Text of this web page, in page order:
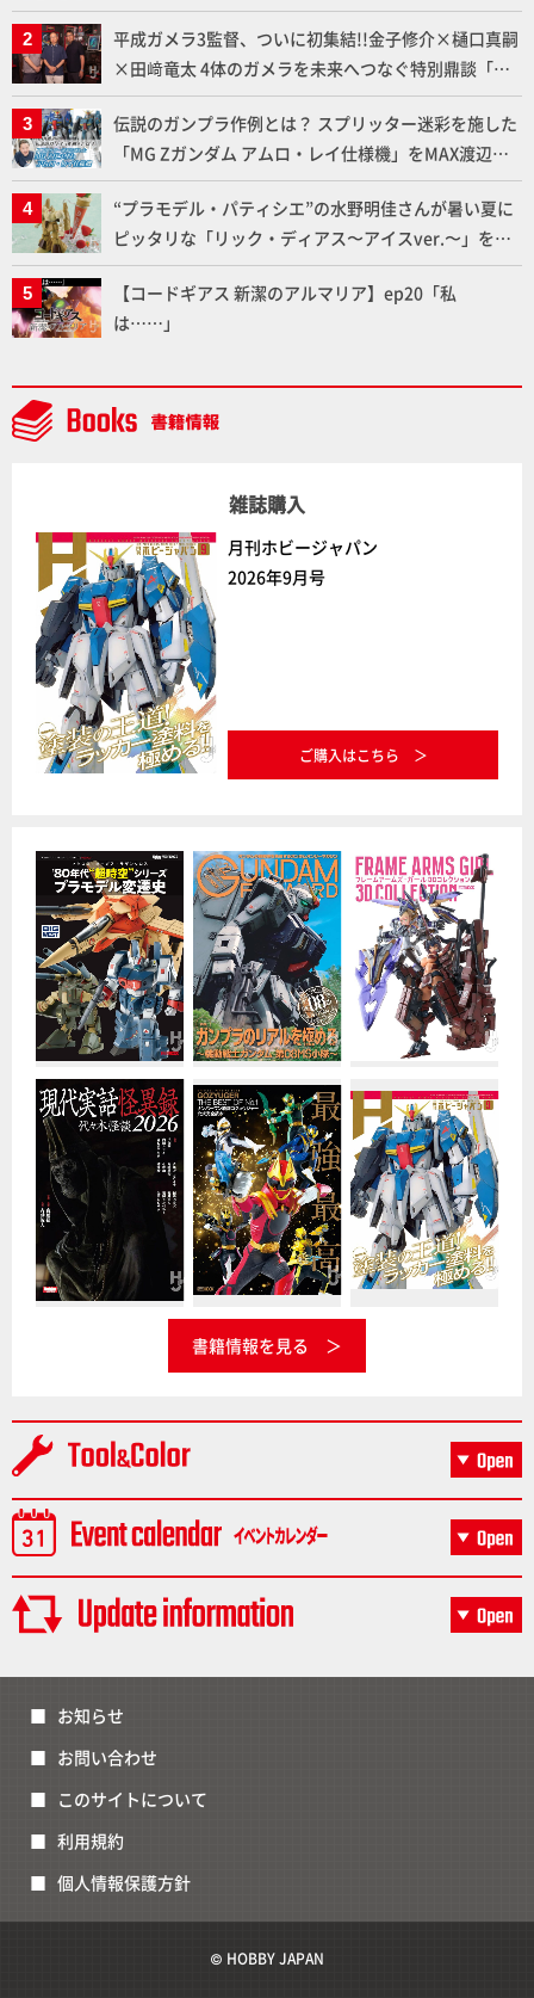
いプラモデルの基礎：スジ彫りとパネルライン】
平成ガメラ3監督、ついに初集結!!金子修介×樋口真嗣
×田﨑竜太 4体のガメラを未来へつなぐ特別鼎談「ガ
メラ永久保存化プロジェクト FINAL」
伝説のガンプラ作例とは？ スプリッター迷彩を施した
「MG Zガンダム アムロ・レイ仕様機」をMAX渡辺が
ふたたび塗る!!【試し読み】
“プラモデル・パティシエ”の水野明佳さんが暑い夏に
ピッタリな「リック・ディアス〜アイスver.〜」を製
作【ガンダムフォワード Vol.11抜粋】
【コードギアス 新潔のアルマリア】ep20「私
は……」
雑誌購入
月刊ホビージャパン
2026年9月号
ご購入はこちら
書籍情報を見る
お知らせ
お問い合わせ
このサイトについて
利用規約
個人情報保護方針
© HOBBY JAPAN